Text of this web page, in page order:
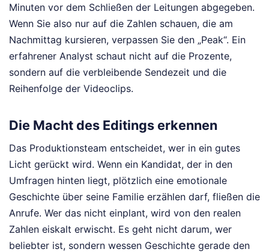
Minuten vor dem Schließen der Leitungen abgegeben.
Wenn Sie also nur auf die Zahlen schauen, die am
Nachmittag kursieren, verpassen Sie den „Peak“. Ein
erfahrener Analyst schaut nicht auf die Prozente,
sondern auf die verbleibende Sendezeit und die
Reihenfolge der Videoclips.
Die Macht des Editings erkennen
Das Produktionsteam entscheidet, wer in ein gutes
Licht gerückt wird. Wenn ein Kandidat, der in den
Umfragen hinten liegt, plötzlich eine emotionale
Geschichte über seine Familie erzählen darf, fließen die
Anrufe. Wer das nicht einplant, wird von den realen
Zahlen eiskalt erwischt. Es geht nicht darum, wer
beliebter ist, sondern wessen Geschichte gerade den